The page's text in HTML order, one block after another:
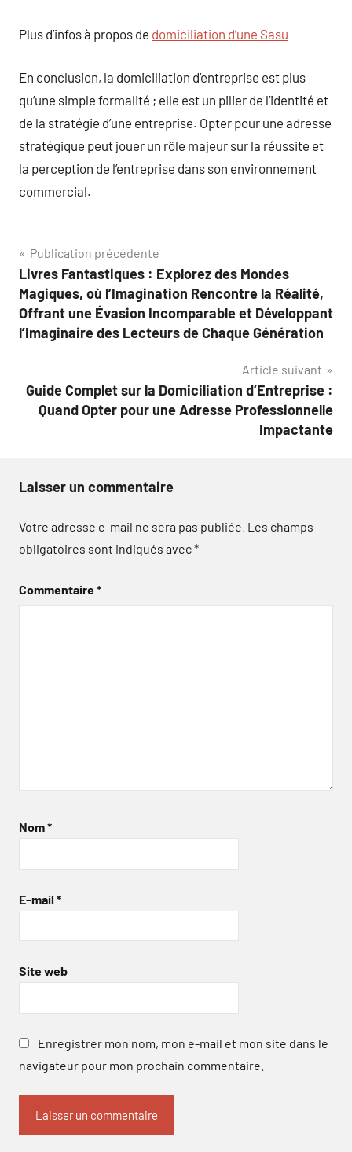
Plus d’infos à propos de domiciliation d’une Sasu
En conclusion, la domiciliation d’entreprise est plus
qu’une simple formalité ; elle est un pilier de l’identité et
de la stratégie d’une entreprise. Opter pour une adresse
stratégique peut jouer un rôle majeur sur la réussite et
la perception de l’entreprise dans son environnement
commercial.
Navigation
de
l’article
Publication précédente
Livres Fantastiques : Explorez des Mondes
Magiques, où l’Imagination Rencontre la Réalité,
Offrant une Évasion Incomparable et Développant
l’Imaginaire des Lecteurs de Chaque Génération
Article suivant
Guide Complet sur la Domiciliation d’Entreprise :
Quand Opter pour une Adresse Professionnelle
Impactante
Laisser un commentaire
Votre adresse e-mail ne sera pas publiée. Les champs
obligatoires sont indiqués avec*
Commentaire*
Nom*
E-mail *
Site web
Enregistrer mon nom, mon e-mail et mon site dans le
navigateur pour mon prochain commentaire.